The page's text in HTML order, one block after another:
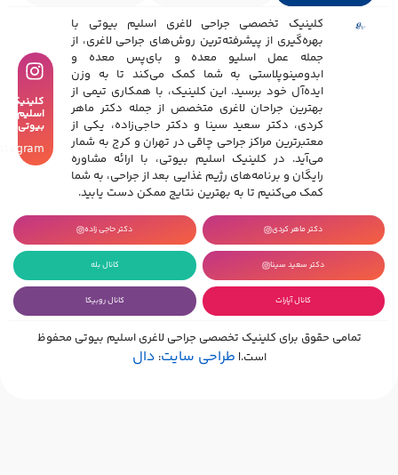
کلینیک تخصصی جراحی لاغری اسلیم بیوتی با
بهره‌گیری از پیشرفته‌ترین روش‌های جراحی لاغری، از
جمله عمل اسلیو معده و بای‌پس معده و
ابدومینوپلاستی به شما کمک می‌کند تا به وزن
ایده‌آل خود برسید. این کلینیک، با همکاری تیمی از
بهترین جراحان لاغری متخصص از جمله دکتر ماهر
کردی، دکتر سعید سینا و دکتر حاجی‌زاده، یکی از
معتبرترین مراکز جراحی چاقی در تهران و کرج به شمار
می‌آید. در کلینیک اسلیم بیوتی، با ارائه مشاوره
رایگان و برنامه‌های رژیم غذایی بعد از جراحی، به شما
کمک می‌کنیم تا به بهترین نتایج ممکن دست یابید.
کلینیک
اسلیم
بیوتی
Instagram
دکتر ماهر کردی دکتر حاجی زاده
دکتر سعید سینا کانال بله
کانال آپارات کانال روبیکا
تمامی حقوق برای کلینیک تخصصی جراحی لاغری اسلیم بیوتی محفوظ
است.|طراحی سایت:دال